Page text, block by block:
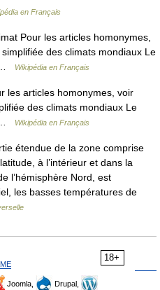
en Français
Pour les articles homonymes,
des climats mondiaux Le
…
Wikipédia en Français
les articles homonymes, voir
des climats mondiaux Le
…
Wikipédia en Français
étendue de la zone comprise
à l’intérieur et dans la
l’hémisphère Nord, est
les basses températures de
18+
Joomla,
Drupal,